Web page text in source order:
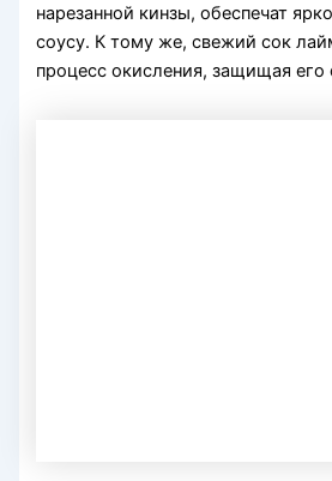
нарезанной кинзы, обеспечат
соусу. К тому же, свежий сок
процесс окисления, защищая его